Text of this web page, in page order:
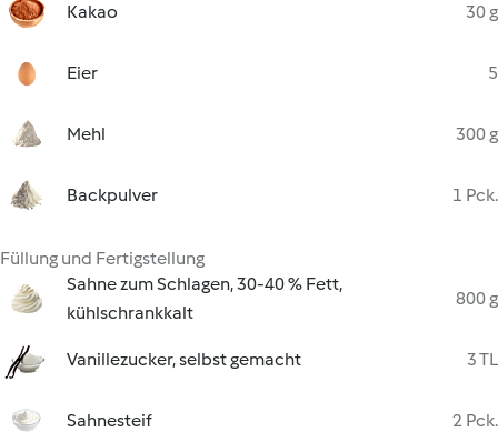
Kakao 30 g
Eier 5
Mehl 300 g
Backpulver 1 Pck.
Füllung und Fertigstellung
Sahne zum Schlagen, 30-40 % Fett,
kühlschrankkalt
800 g
Vanillezucker, selbst gemacht 3 TL
Sahnesteif 2 Pck.